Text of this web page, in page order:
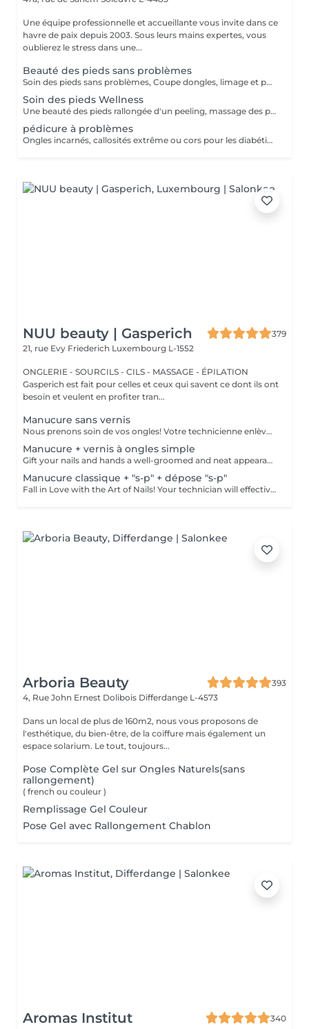
Une équipe professionnelle et accueillante vous invite dans ce
havre de paix depuis 2003. Sous leurs mains expertes, vous
oublierez le stress dans une...
Beauté des pieds sans problèmes
Soin des pieds sans problèmes, Coupe dongles, limage et polissage des ongles, cuticules, peaux cornés
Soin des pieds Wellness
Une beauté des pieds rallongée d'un peeling, massage des pieds et masque très nourrissant Recommandé à toutes les personnes pour une sensation de légèreté des pieds
pédicure à problèmes
Ongles incarnés, callosités extrême ou cors pour les diabétiques nous conseillons d'aller chez un(e) podologue!
NUU beauty | Gasperich
379
21, rue Evy Friederich Luxembourg L-1552
ONGLERIE - SOURCILS - CILS - MASSAGE - ÉPILATION
Gasperich est fait pour celles et ceux qui savent ce dont ils ont
besoin et veulent en profiter tran...
Manucure sans vernis
Nous prenons soin de vos ongles! Votre technicienne enlèvera délicatement les cellules mortes, façonnera et limera vos ongles, et polira la surface extérieure pour un fini lisse et naturel. Nos experts proposent des manucures à bords, hardware ou combinées, selon vos préférences. Comment se fait une manucure sans vernis? - la peau rugueuse est délicatement enlevée - la forme de la plaque de l'ongle est corrigée avec douceur - les cuticules et bords latéraux sont soigneusement traités - de l'huile nourrissante pour les cuticules et de la crème pour les mains sont appliquées pour nourrir et hydrater Limitations d'âge: recommandé à partir de 14 ans. Recommandations post-procédure: aucun soin particulier n'est nécessaire après cette procédure. Fréquence: une fois toutes les 3 semaines.
Manucure + vernis à ongles simple
Gift your nails and hands a well-groomed and neat appearance! Your technician will effectively remove dead skin cells, shape and file nails, and buff the outer surface. A regular nail polish is applied at the end of this treatment. Our masters do edged, hardware, or combined manicure. How is manicure with simple nail polish done? - rough skin is removed - the shape of the nail plate is corrected - the cuticle and side ridges are corrected - nail polish is applied - cuticle oil and hand cream are applied Age restrictions: recommended to do from 14 years. Post procedure recommendations: there are no post recommendations for this procedure. Frequency: once in 3 weeks.
Manucure classique + "s-p" + dépose "s-p"
Fall in Love with the Art of Nails! Your technician will effectively remove dead skin cells, shape and file nails, and buff the outer surface. Semi-permanent nail polish is applied. It looks like regular nail polish, but stays on your nails much longer. Fantastic, isn't it? It is drying in a led lamp and lasts for weeks. Our masters do edged, hardware, or combined manicure. How is manicure with semi-permanent nail polish done? - removal of old semi-permanent (if needed) - rough skin is removed - the shape of the nail plate is corrected - the cuticle and side ridges are corrected - semi-permanent nail polish is applied - cuticle oil and hand cream are applied Age restrictions: recommended to do from 16 years. Post procedure recommendations: there are no post recommendations for this procedure. Frequency: once in 3 weeks.
Arboria Beauty
393
4, Rue John Ernest Dolibois Differdange L-4573
Dans un local de plus de 160m2, nous vous proposons de
l'esthétique, du bien-être, de la coiffure mais également un
espace solarium. Le tout, toujours...
Pose Complète Gel sur Ongles Naturels(sans
rallongement)
( french ou couleur )
Remplissage Gel Couleur
Pose Gel avec Rallongement Chablon
Aromas Institut
340